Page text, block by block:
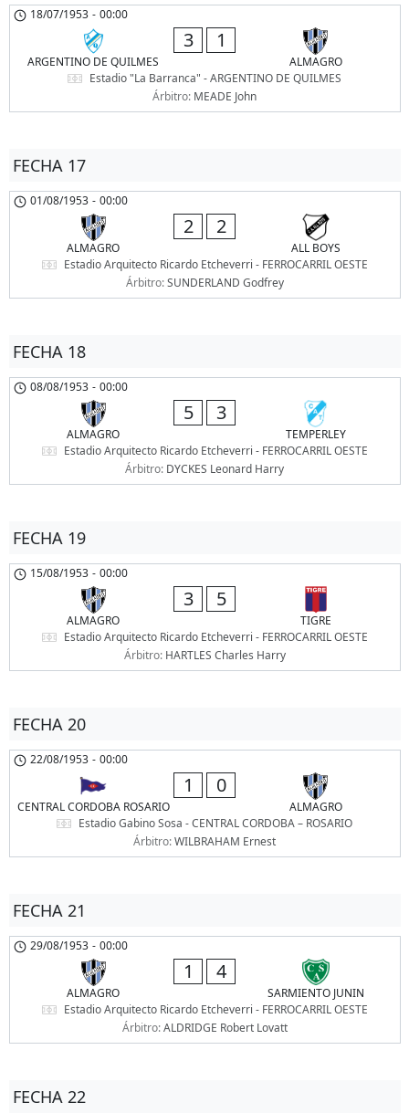
18/07/1953 - 00:00
ARGENTINO DE QUILMES
3 1
ALMAGRO
Estadio "La Barranca" - ARGENTINO DE QUILMES
Árbitro: MEADE John
FECHA 17
01/08/1953 - 00:00
ALMAGRO
2 2
ALL BOYS
Estadio Arquitecto Ricardo Etcheverri - FERROCARRIL OESTE
Árbitro:SUNDERLAND Godfrey
FECHA 18
08/08/1953 - 00:00
ALMAGRO
5 3
TEMPERLEY
Estadio Arquitecto Ricardo Etcheverri - FERROCARRIL OESTE
Árbitro: DYCKES Leonard Harry
FECHA 19
15/08/1953 - 00:00
ALMAGRO
3 5
TIGRE
Estadio Arquitecto Ricardo Etcheverri - FERROCARRIL OESTE
Árbitro: HARTLES Charles Harry
FECHA 20
22/08/1953 - 00:00
CENTRAL CORDOBA ROSARIO
1 0
ALMAGRO
Estadio Gabino Sosa - CENTRAL CORDOBA – ROSARIO
Árbitro:WILBRAHAM Ernest
FECHA 21
29/08/1953 - 00:00
ALMAGRO
1 4
SARMIENTO JUNIN
Estadio Arquitecto Ricardo Etcheverri - FERROCARRIL OESTE
Árbitro:ALDRIDGE Robert Lovatt
FECHA 22